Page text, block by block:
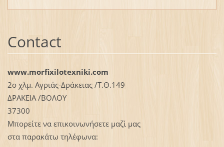
Contact
www.morfixilotexniki.com
2ο χλμ. Αγριάς-Δράκειας /Τ.Θ.149
ΔΡΑΚΕΙΑ /ΒΟΛΟΥ
37300
Μπορείτε να επικοινωνήσετε μαζί μας
στα παρακάτω τηλέφωνα: